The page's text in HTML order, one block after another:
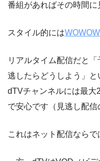
番組があればその時間に
スタイル的にはWOWOW
リアルタイム配信だと
逃したらどうしよう」と
dTVチャンネルには最大
で安心です（見逃し配信
これはネット配信ならで